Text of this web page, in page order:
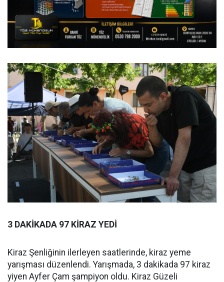
3 DAKİKADA 97 KİRAZ YEDİ
Kiraz Şenliğinin ilerleyen saatlerinde, kiraz yeme
yarışması düzenlendi. Yarışmada, 3 dakikada 97 kiraz
yiyen Ayfer Çam şampiyon oldu. Kiraz Güzeli